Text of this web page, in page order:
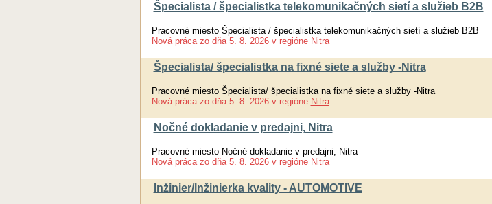
Špecialista / špecialistka telekomunikačných sietí a služieb B2B
Pracovné miesto Špecialista / špecialistka telekomunikačných sietí a služieb B2B
Nová práca zo dňa 5. 8. 2026 v regióne Nitra
Špecialista/ špecialistka na fixné siete a služby -Nitra
Pracovné miesto Špecialista/ špecialistka na fixné siete a služby -Nitra
Nová práca zo dňa 5. 8. 2026 v regióne Nitra
Nočné dokladanie v predajni, Nitra
Pracovné miesto Nočné dokladanie v predajni, Nitra
Nová práca zo dňa 5. 8. 2026 v regióne Nitra
Inžinier/Inžinierka kvality - AUTOMOTIVE